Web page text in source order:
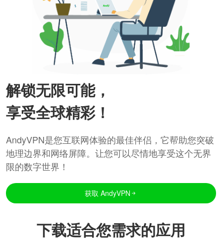
解锁无限可能，
享受全球精彩！
AndyVPN是您互联网体验的最佳伴侣，它帮助您突破
地理边界和网络屏障。让您可以尽情地享受这个无界
限的数字世界！
获取 AndyVPN
下载适合您需求的应用